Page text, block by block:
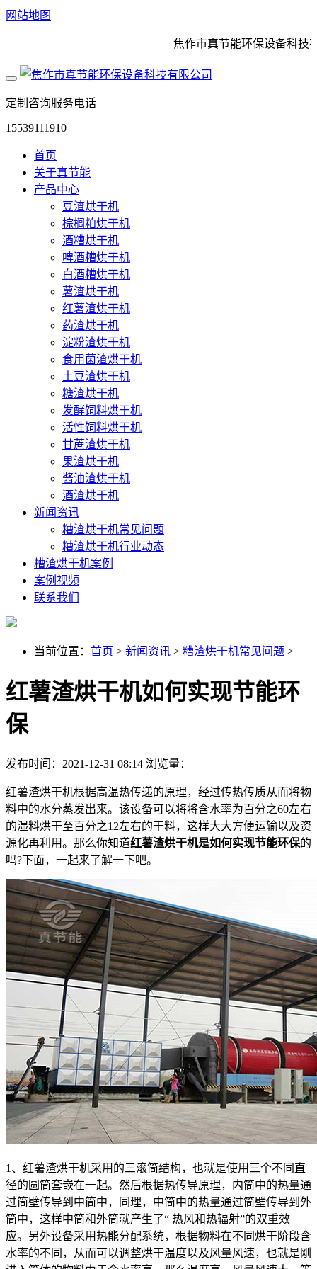
网站地图
焦作市真节能环保设备科技
定制咨询服务电话
15539111910
首页
关于真节能
产品中心
豆渣烘干机
棕榈粕烘干机
酒糟烘干机
啤酒糟烘干机
白酒糟烘干机
薯渣烘干机
红薯渣烘干机
药渣烘干机
淀粉渣烘干机
食用菌渣烘干机
土豆渣烘干机
糖渣烘干机
发酵饲料烘干机
活性饲料烘干机
甘蔗渣烘干机
果渣烘干机
酱油渣烘干机
酒渣烘干机
新闻资讯
糟渣烘干机常见问题
糟渣烘干机行业动态
糟渣烘干机案例
案例视频
联系我们
当前位置： 首页 > 新闻资讯 > 糟渣烘干机常见问题 >
红薯渣烘干机如何实现节能环
保
发布时间：2021-12-31 08:14 浏览量：
红薯渣烘干机根据高温热传递的原理，经过传热传质从而将物
料中的水分蒸发出来。该设备可以将将含水率为百分之60左右
的湿料烘干至百分之12左右的干料，这样大大方便运输以及资
源化再利用。那么你知道红薯渣烘干机是如何实现节能环保的
吗?下面，一起来了解一下吧。
1、红薯渣烘干机采用的三滚筒结构，也就是使用三个不同直
径的圆筒套嵌在一起。然后根据热传导原理，内筒中的热量通
过筒壁传导到中筒中，同理，中筒中的热量通过筒壁传导到外
筒中，这样中筒和外筒就产生了“ 热风和热辐射”的双重效
应。另外设备采用热能分配系统，根据物料在不同烘干阶段含
水率的不同，从而可以调整烘干温度以及风量风速，也就是刚